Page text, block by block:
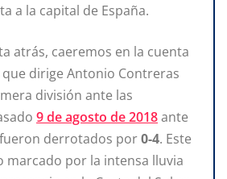
a la capital de España.
atrás, caeremos en la cuenta
que dirige Antonio Contreras
división ante las
9 de agosto de 2018ante
derrotados por0-4. Este
marcado por la intensa lluvia